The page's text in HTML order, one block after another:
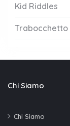
Kid Riddles
Trabocchetto
Chi Siamo
Chi Siamo